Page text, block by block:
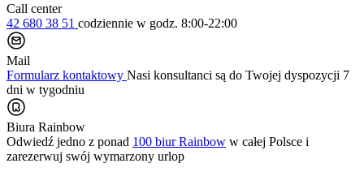
Call center
42 680 38 51 codziennie w godz. 8:00-22:00
Mail
Formularz kontaktowy Nasi konsultanci są do Twojej dyspozycji 7
dni w tygodniu
Biura Rainbow
Odwiedź jedno z ponad 100 biur Rainbow w całej Polsce i
zarezerwuj swój wymarzony urlop